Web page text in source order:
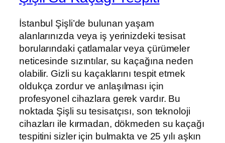
İstanbul Şişli’de bulunan yaşam
alanlarınızda veya iş yerinizdeki tesisat
borularındaki çatlamalar veya çürümeler
neticesinde sızıntılar, su kaçağına neden
olabilir. Gizli su kaçaklarını tespit etmek
oldukça zordur ve anlaşılması için
profesyonel cihazlara gerek vardır. Bu
noktada Şişli su tesisatçısı, son teknoloji
cihazları ile kırmadan, dökmeden su kaçağı
tespitini sizler için bulmakta ve 25 yılı aşkın